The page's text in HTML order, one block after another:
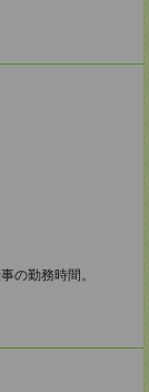
の勤務時間。